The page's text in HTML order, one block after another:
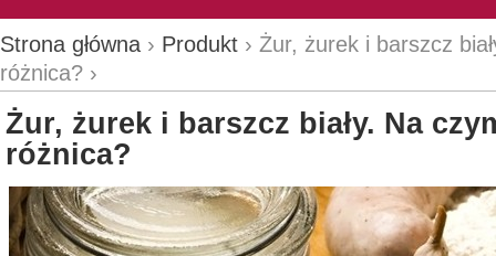
Strona główna › Produkt › Żur, żurek i barszcz
różnica? ›
Żur, żurek i barszcz biały. Na
różnica?